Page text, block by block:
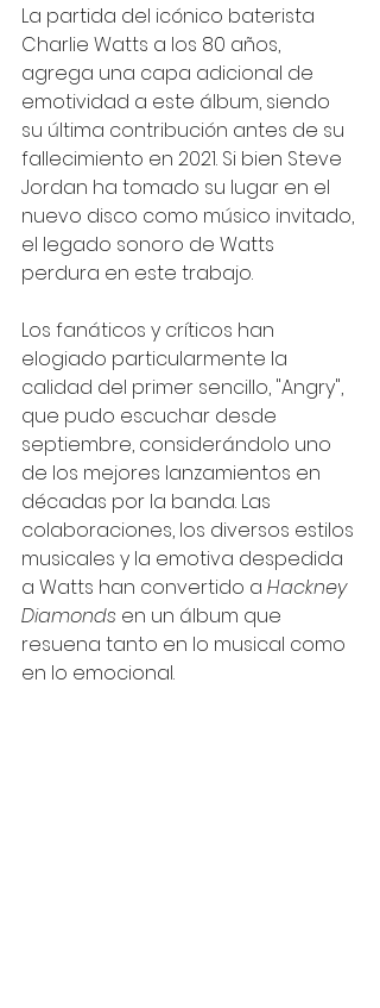
La partida del icónico baterista
Charlie Watts a los 80 años,
agrega una capa adicional de
emotividad a este álbum, siendo
su última contribución antes de su
fallecimiento en 2021. Si bien Steve
Jordan ha tomado su lugar en el
nuevo disco como músico invitado,
el legado sonoro de Watts
perdura en este trabajo.
Los fanáticos y críticos han
elogiado particularmente la
calidad del primer sencillo, "Angry",
que pudo escuchar desde
septiembre, considerándolo uno
de los mejores lanzamientos en
décadas por la banda. Las
colaboraciones, los diversos estilos
musicales y la emotiva despedida
a Watts han convertido a Hackney
Diamonds en un álbum que
resuena tanto en lo musical como
en lo emocional.